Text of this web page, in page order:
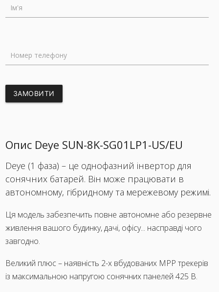
Ім'я
Номер телефону
ЗАМОВИТИ
Опис Deye SUN-8K-SG01LP1-US/EU
Deye (1 фаза) – це однофазний інвертор для
сонячних батарей. Він може працювати в
автономному, гібридному та мережевому режимі.
Ця модель забезпечить повне автономне або резервне
живлення вашого будинку, дачі, офісу... насправді чого
завгодно.
Великий плюс – наявність 2-х вбудованих МРР трекерів
із максимальною напругою сонячних панелей 425 В.